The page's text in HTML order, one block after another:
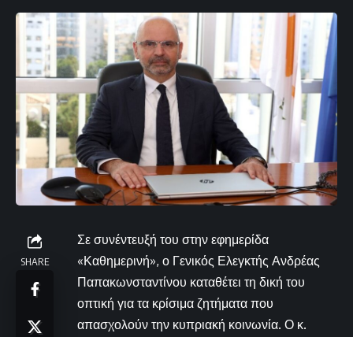
SHARE
Σε συνέντευξή του στην εφημερίδα
«Καθημερινή», ο Γενικός Ελεγκτής Ανδρέας
Παπακωνσταντίνου καταθέτει τη δική του
οπτική για τα κρίσιμα ζητήματα που
απασχολούν την κυπριακή κοινωνία. Ο κ.